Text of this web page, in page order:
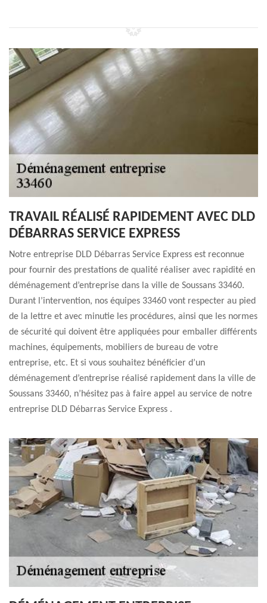
TRAVAIL RÉALISÉ RAPIDEMENT AVEC DLD
DÉBARRAS SERVICE EXPRESS
Notre entreprise DLD Débarras Service Express est reconnue
pour fournir des prestations de qualité réaliser avec rapidité en
déménagement d’entreprise dans la ville de Soussans 33460.
Durant l’intervention, nos équipes 33460 vont respecter au pied
de la lettre et avec minutie les procédures, ainsi que les normes
de sécurité qui doivent être appliquées pour emballer différents
machines, équipements, mobiliers de bureau de votre
entreprise, etc. Et si vous souhaitez bénéficier d’un
déménagement d’entreprise réalisé rapidement dans la ville de
Soussans 33460, n’hésitez pas à faire appel au service de notre
entreprise DLD Débarras Service Express .